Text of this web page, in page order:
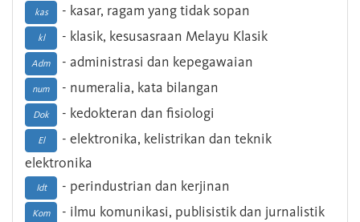
kas - kasar, ragam yang tidak sopan
kl - klasik, kesusasraan Melayu Klasik
Adm - administrasi dan kepegawaian
num - numeralia, kata bilangan
Dok - kedokteran dan fisiologi
El
- elektronika, kelistrikan dan teknik
elektronika
Idt - perindustrian dan kerjinan
Kom - ilmu komunikasi, publisistik dan jurnalistik